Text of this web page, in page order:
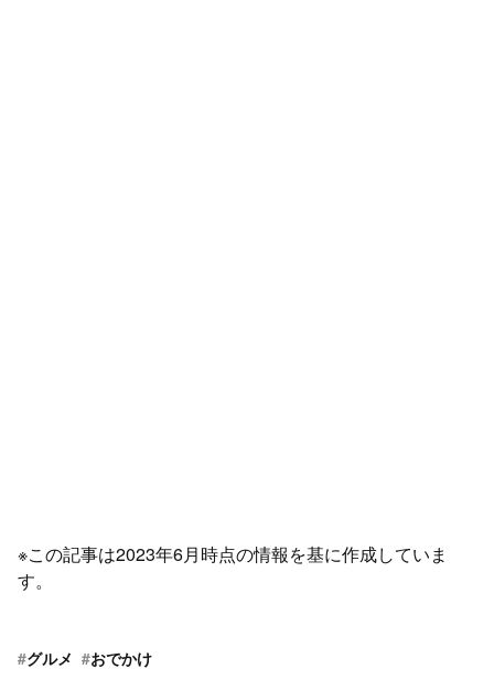
※この記事は2023年6月時点の情報を基に作成していま
す。
#グルメ #おでかけ